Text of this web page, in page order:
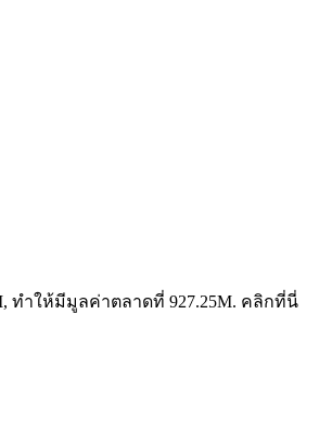
ทำให้มีมูลค่าตลาดที่ 927.25M. คลิกที่นี่